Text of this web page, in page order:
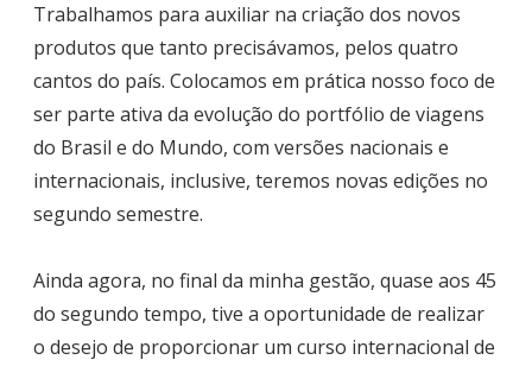
Trabalhamos para auxiliar na criação dos novos
produtos que tanto precisávamos, pelos quatro
cantos do país. Colocamos em prática nosso foco de
ser parte ativa da evolução do portfólio de viagens
do Brasil e do Mundo, com versões nacionais e
internacionais, inclusive, teremos novas edições no
segundo semestre.
Ainda agora, no final da minha gestão, quase aos 45
do segundo tempo, tive a oportunidade de realizar
o desejo de proporcionar um curso internacional de